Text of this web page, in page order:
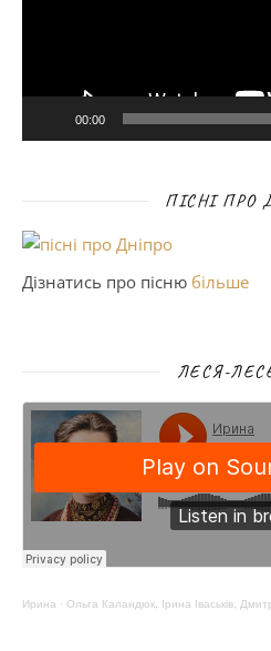
00:00
ПІСНІ ПРО
Дізнатись про пісню більше
ЛЕСЯ-
Ирина · Ольга Каландюк, Ірина Іваськів,